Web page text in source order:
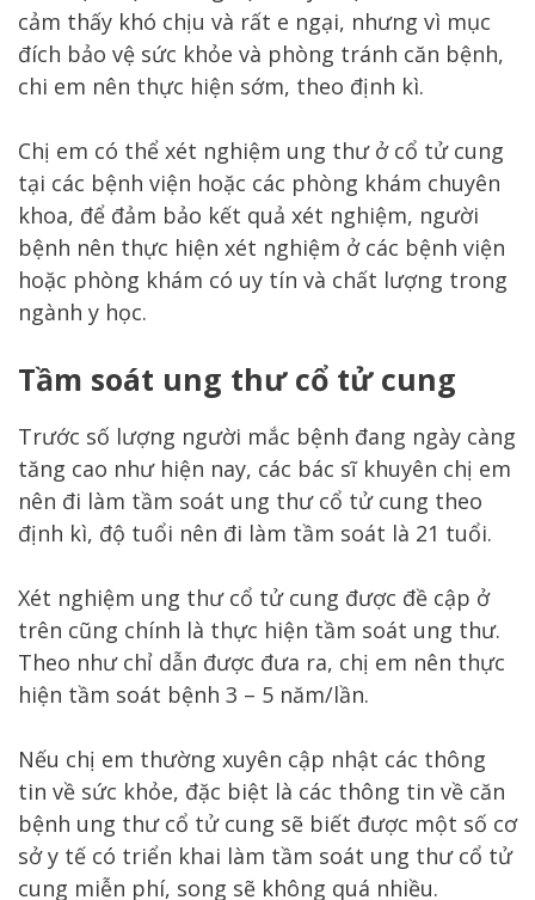
cảm thấy khó chịu và rất e ngại, nhưng vì mục
đích bảo vệ sức khỏe và phòng tránh căn bệnh,
chi em nên thực hiện sớm, theo định kì.
Chị em có thể xét nghiệm ung thư ở cổ tử cung
tại các bệnh viện hoặc các phòng khám chuyên
khoa, để đảm bảo kết quả xét nghiệm, người
bệnh nên thực hiện xét nghiệm ở các bệnh viện
hoặc phòng khám có uy tín và chất lượng trong
ngành y học.
Tầm soát ung thư cổ tử cung
Trước số lượng người mắc bệnh đang ngày càng
tăng cao như hiện nay, các bác sĩ khuyên chị em
nên đi làm tầm soát ung thư cổ tử cung theo
định kì, độ tuổi nên đi làm tầm soát là 21 tuổi.
Xét nghiệm ung thư cổ tử cung được đề cập ở
trên cũng chính là thực hiện tầm soát ung thư.
Theo như chỉ dẫn được đưa ra, chị em nên thực
hiện tầm soát bệnh 3 – 5 năm/lần.
Nếu chị em thường xuyên cập nhật các thông
tin về sức khỏe, đặc biệt là các thông tin về căn
bệnh ung thư cổ tử cung sẽ biết được một số cơ
sở y tế có triển khai làm tầm soát ung thư cổ tử
cung miễn phí, song sẽ không quá nhiều.